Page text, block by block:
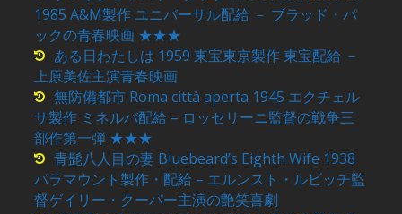
1985 A&M製作 ユニバーサル配給 － ブラッド・パ
ックの青春映画 ★★★
ある日わたしは 1959 東宝東京製作 東宝配給 －
上原美佐主演青春映画
無防備都市 Roma città aperta 1945 エクチェル
サ製作 ミネルバ配給 – ロッセリーニ監督の戦争三
部作第一弾 ★★★
青髭八人目の妻 Bluebeard’s Eighth Wife 1938
パラマウント製作・配給 – エルンスト・ルビッチ監
督ゲイリー・クーパー主演の艶笑喜劇